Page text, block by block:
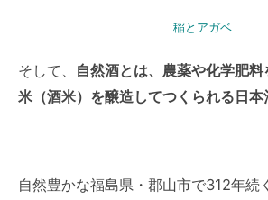
稲とアガベ
そして、 自然酒とは、農薬や化学肥
米（酒米）を醸造してつくられる日本
自然豊かな福島県・郡山市で312年続